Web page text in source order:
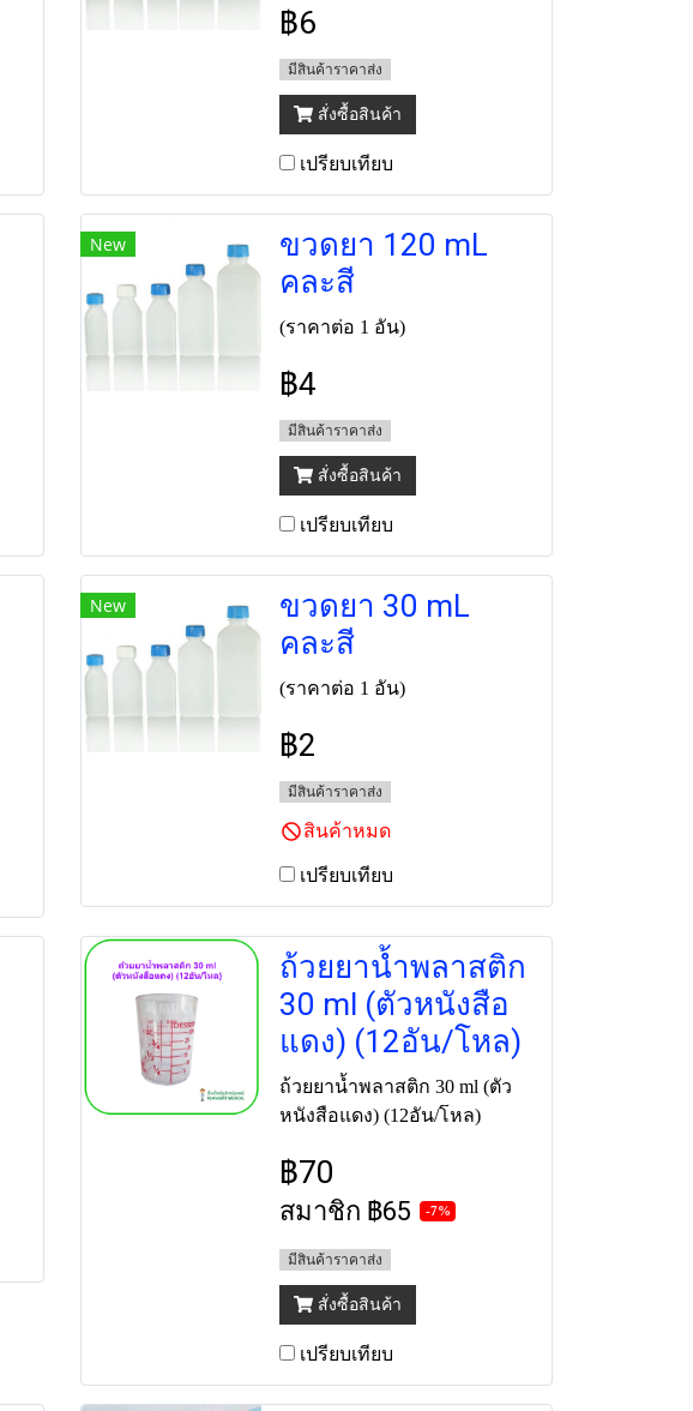
฿6
มีสินค้าราคาส่ง
สั่งซื้อสินค้า
เปรียบเทียบ
New
ขวดยา 120 mL
คละสี
(ราคาต่อ 1 อัน)
฿4
มีสินค้าราคาส่ง
สั่งซื้อสินค้า
เปรียบเทียบ
New
ขวดยา 30 mL
คละสี
(ราคาต่อ 1 อัน)
฿2
มีสินค้าราคาส่ง
สินค้าหมด
เปรียบเทียบ
ถ้วยยาน้ำพลาสติก
30 ml (ตัวหนังสือ
แดง) (12อัน/โหล)
ถ้วยยาน้ำพลาสติก 30 ml (ตัว
หนังสือแดง) (12อัน/โหล)
฿70
สมาชิก ฿65 -7%
มีสินค้าราคาส่ง
สั่งซื้อสินค้า
เปรียบเทียบ